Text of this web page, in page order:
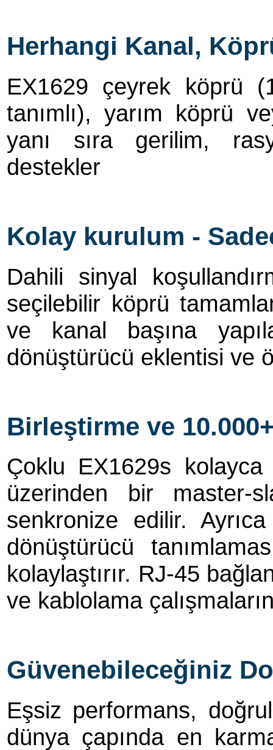
Herhangi Kanal,
EX1629 çeyrek köprü
tanımlı), yarım köprü
yanı sıra gerilim,
destekler
Kolay kurulum -
Dahili sinyal
seçilebilir köprü
ve kanal başına
dönüştürücü eklentisi ve
Birleştirme ve
Çoklu EX1629s
üzerinden bir master-
senkronize edilir.
dönüştürücü
kolaylaştırır. RJ-45
ve kablolama
Güvenebileceğiniz
Eşsiz performans,
dünya çapında en